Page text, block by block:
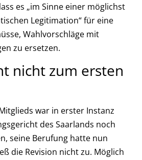
es „im Sinne einer möglichst
Legitimation“ für eine
Wahlvorschläge mit
zu ersetzen.
nicht zum ersten
war in erster Instanz
des Saarlands noch
seine Berufung hatte nun
die Revision nicht zu. Möglich